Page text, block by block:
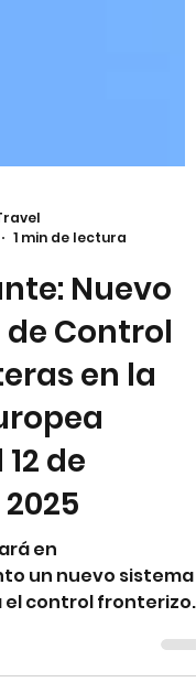
Nuevo
Control
en la
de
un nuevo sistema
el control fronterizo: